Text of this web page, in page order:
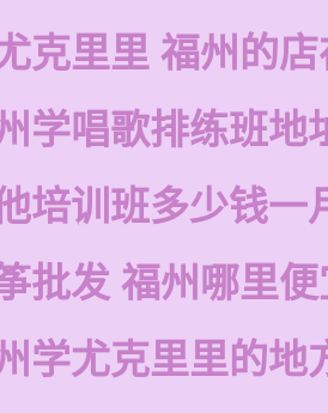
克里里 福州的
学唱歌排练班地
培训班多少钱一
批发 福州哪里
学尤克里里的地